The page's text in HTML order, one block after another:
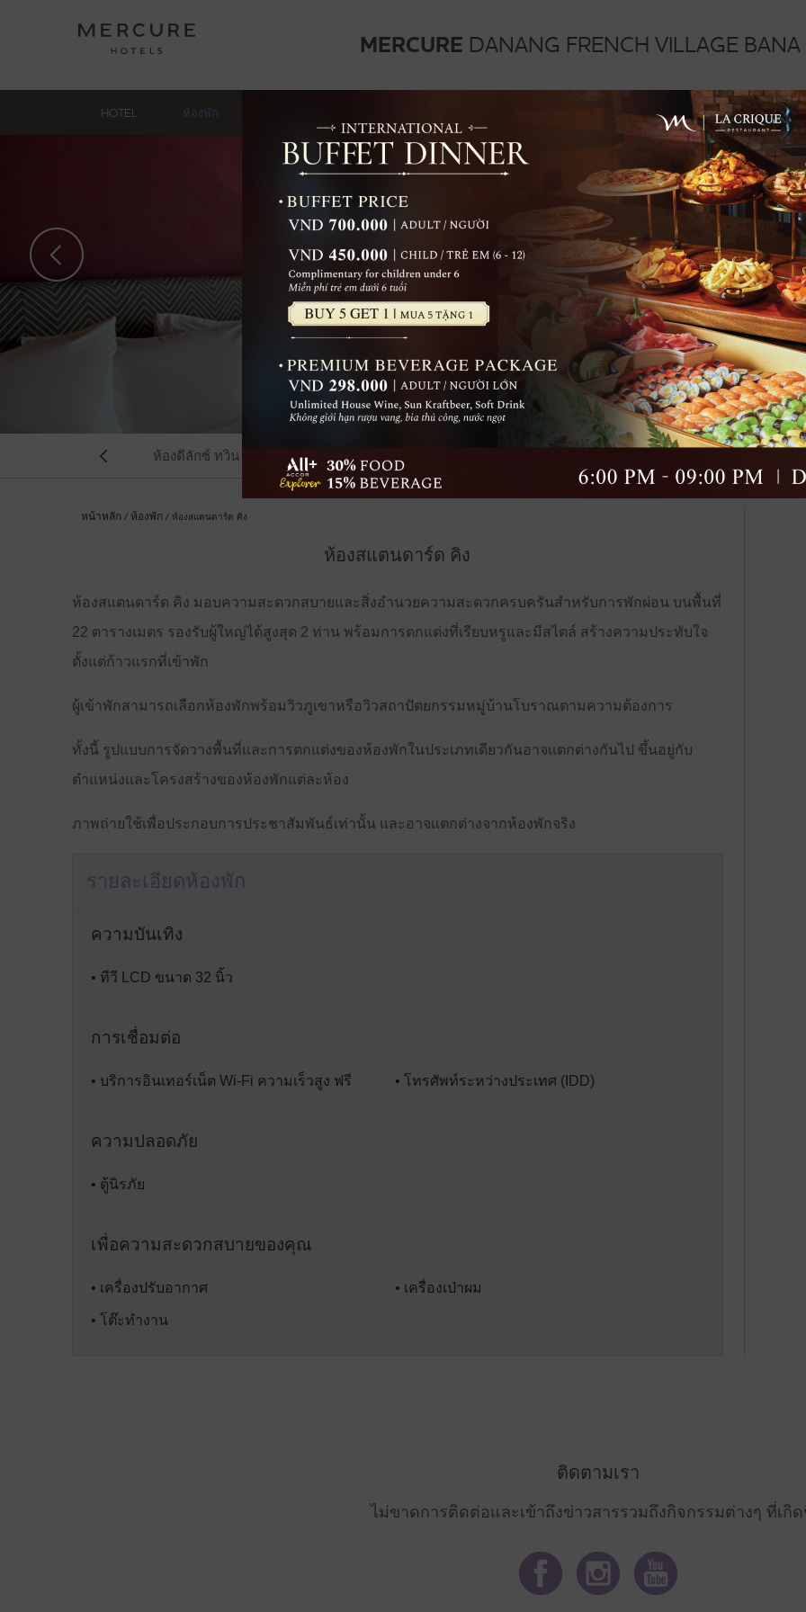
MERCURE DANANG FRENCH VILLAGE BANA
HOTEL ห้องพัก งานแต่งงาน สปาแ
ห้อง
ห้องดีลักซ์ ทวิน ห้องเอ็กเซก... ห้องสแตนดาร์ด ทวิน
หน้าหลัก ห้องพัก ห้องสแตนดาร์ด คิง
ห้องสแตนดาร์ด คิง
ห้องสแตนดาร์ด คิง มอบความสะดวกสบายและสิ่งอำนวยความสะดวกครบครันสำหรับการพักผ่อน บนพื้นที่
22 ตารางเมตร รองรับผู้ใหญ่ได้สูงสุด 2 ท่าน พร้อมการตกแต่งที่เรียบหรูและมีสไตล์ สร้างความประทับใจ
ตั้งแต่ก้าวแรกที่เข้าพัก
ผู้เข้าพักสามารถเลือกห้องพักพร้อมวิวภูเขาหรือวิวสถาปัตยกรรมหมู่บ้านโบราณตามความต้องการ
ทั้งนี้ รูปแบบการจัดวางพื้นที่และการตกแต่งของห้องพักในประเภทเดียวกันอาจแตกต่างกันไป ขึ้นอยู่กับ
ตำแหน่งและโครงสร้างของห้องพักแต่ละห้อง
ภาพถ่ายใช้เพื่อประกอบการประชาสัมพันธ์เท่านั้น และอาจแตกต่างจากห้องพักจริง
รายละเอียดห้องพัก
ความบันเทิง
• ทีวี LCD ขนาด 32 นิ้ว
การเชื่อมต่อ
• บริการอินเทอร์เน็ต Wi-Fi ความเร็วสูง ฟรี • โทรศัพท์ระหว่างประเทศ (IDD)
ความปลอดภัย
• ตู้นิรภัย
เพื่อความสะดวกสบายของคุณ
• เครื่องปรับอากาศ • เครื่องเป่าผม
• โต๊ะทำงาน
ติดตามเรา
ไม่ขาดการติดต่อและเข้าถึงข่าวสารรวมถึงกิจกรรมต่างๆ ที่เกิ